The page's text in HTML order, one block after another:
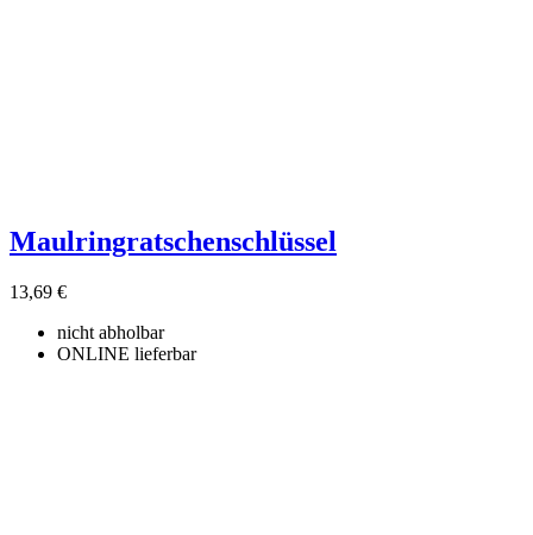
Maulringratschenschlüssel
13,69 €
nicht abholbar
ONLINE lieferbar